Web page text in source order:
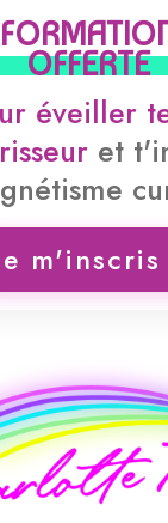
OFFERTE
éveiller
et
m'inscris